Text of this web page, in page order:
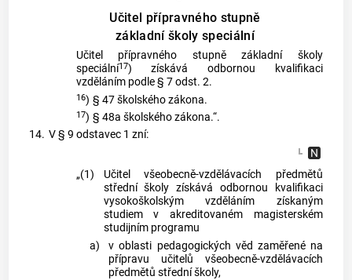
Učitel přípravného stupně
základní školy speciální
Učitel přípravného stupně základní školy
speciální17) získává odbornou kvalifikaci
vzděláním podle § 7 odst. 2.
16) § 47 školského zákona.
17) § 48a školského zákona.“.
14. V § 9 odstavec 1 zní:
„(1)
Učitel všeobecně-vzdělávacích předmětů
střední školy získává odbornou kvalifikaci
vysokoškolským vzděláním získaným
studiem v akreditovaném magisterském
studijním programu
a)
v oblasti pedagogických věd zaměřené na
přípravu učitelů všeobecně-vzdělávacích
předmětů střední školy,